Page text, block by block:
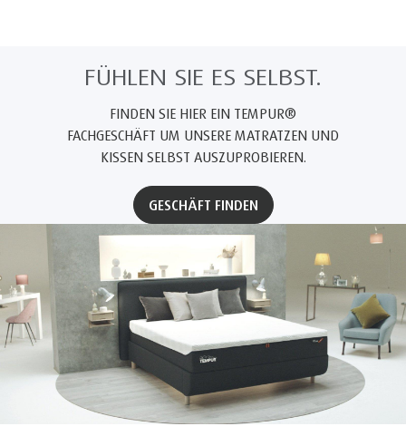
FÜHLEN SIE ES SELBST.
FINDEN SIE HIER EIN TEMPUR®
FACHGESCHÄFT UM UNSERE MATRATZEN UND
KISSEN SELBST AUSZUPROBIEREN.
GESCHÄFT FINDEN